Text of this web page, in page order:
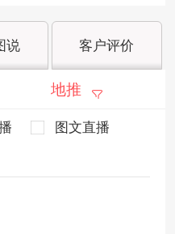
说 客户评价
地推
图文直播